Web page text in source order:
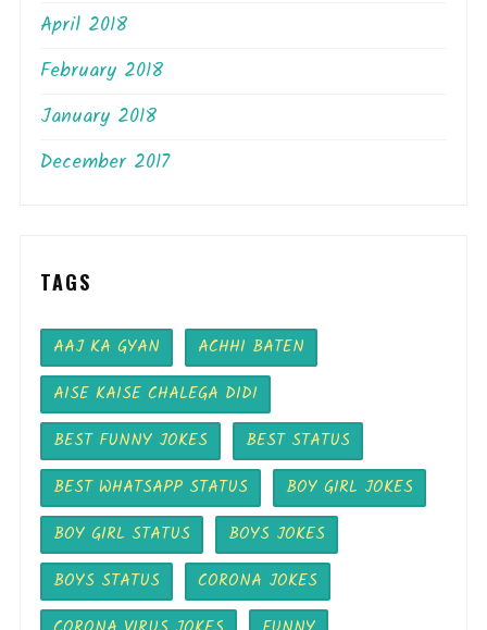
April 2018
February 2018
January 2018
December 2017
TAGS
AAJ KA GYAN
ACHHI BATEN
AISE KAISE CHALEGA DIDI
BEST FUNNY JOKES
BEST STATUS
BEST WHATSAPP STATUS
BOY GIRL JOKES
BOY GIRL STATUS
BOYS JOKES
BOYS STATUS
CORONA JOKES